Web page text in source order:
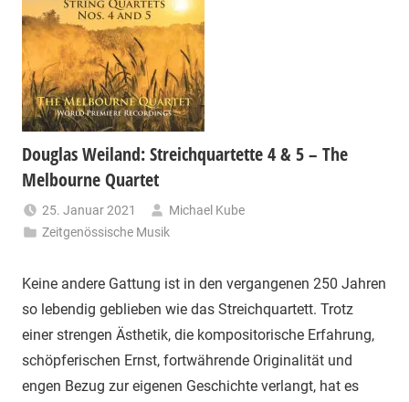
Douglas Weiland: Streichquartette 4 & 5 – The
Melbourne Quartet
25. Januar 2021
Michael Kube
Zeitgenössische Musik
Keine andere Gattung ist in den vergangenen 250 Jahren
so lebendig geblieben wie das Streichquartett. Trotz
einer strengen Ästhetik, die kompositorische Erfahrung,
schöpferischen Ernst, fortwährende Originalität und
engen Bezug zur eigenen Geschichte verlangt, hat es